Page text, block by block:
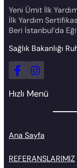
Yeni Ümit İlk
İlk Yardım
Beri İstanbul’da
Sağlık Bakanlığı
Hızlı Menü
Ana Sayfa
REFERANSLARIMIZ